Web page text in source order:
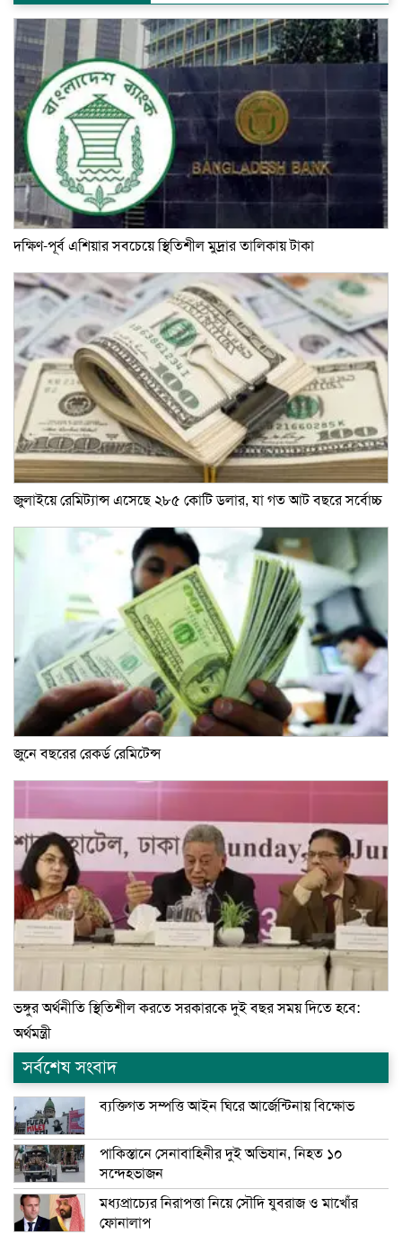
দক্ষিণ-পূর্ব এশিয়ার সবচেয়ে স্থিতিশীল মুদ্রার তালিকায় টাকা
জুলাইয়ে রেমিট্যান্স এসেছে ২৮৫ কোটি ডলার, যা গত আট বছরে সর্বোচ্চ
জুনে বছরের রেকর্ড রেমিটেন্স
ভঙ্গুর অর্থনীতি স্থিতিশীল করতে সরকারকে দুই বছর সময় দিতে হবে:
অর্থমন্ত্রী
সর্বশেষ সংবাদ
ব্যক্তিগত সম্পত্তি আইন ঘিরে আর্জেন্টিনায় বিক্ষোভ
পাকিস্তানে সেনাবাহিনীর দুই অভিযান, নিহত ১০
সন্দেহভাজন
মধ্যপ্রাচ্যের নিরাপত্তা নিয়ে সৌদি যুবরাজ ও মাখোঁর
ফোনালাপ